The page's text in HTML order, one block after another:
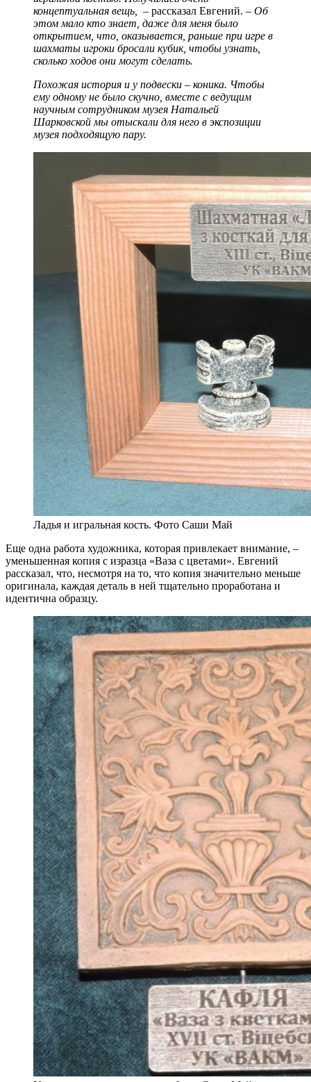
концептуальная вещь,
– рассказал Евгений. – Об
этом мало кто знает, даже для меня было
открытием, что, оказывается, раньше при игре в
шахматы игроки бросали кубик, чтобы узнать,
сколько ходов они могут сделать.
Похожая история и у подвески – коника. Чтобы
ему одному не было скучно, вместе с ведущим
научным сотрудником музея Натальей
Шарковской мы отыскали для него в экспозиции
музея подходящую пару.
Ладья и игральная кость. Фото Саши Май
Еще одна работа художника, которая привлекает внимание, –
уменьшенная копия с изразца «Ваза с цветами». Евгений
рассказал, что, несмотря на то, что копия значительно меньше
оригинала, каждая деталь в ней тщательно проработана и
идентична образцу.